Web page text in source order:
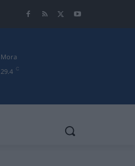
29.4 C
Mora